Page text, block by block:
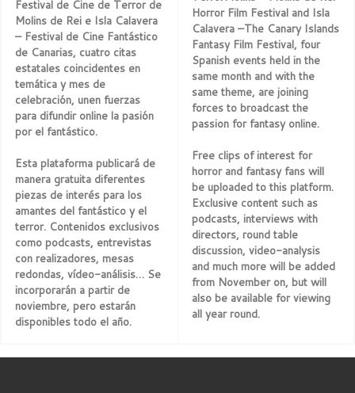
Festival de Cine de Terror de
Molins de Rei e Isla Calavera
– Festival de Cine Fantástico
de Canarias, cuatro citas
estatales coincidentes en
temática y mes de
celebración, unen fuerzas
para difundir online la pasión
por el fantástico.
Esta plataforma publicará de
manera gratuita diferentes
piezas de interés para los
amantes del fantástico y el
terror. Contenidos exclusivos
como podcasts, entrevistas
con realizadores, mesas
redondas, vídeo-análisis… Se
incorporarán a partir de
noviembre, pero estarán
disponibles todo el año.
Horror Film Festival and Isla
Calavera –The Canary Islands
Fantasy Film Festival, four
Spanish events held in the
same month and with the
same theme, are joining
forces to broadcast the
passion for fantasy online.
Free clips of interest for
horror and fantasy fans will
be uploaded to this platform.
Exclusive content such as
podcasts, interviews with
directors, round table
discussion, video-analysis
and much more will be added
from November on, but will
also be available for viewing
all year round.